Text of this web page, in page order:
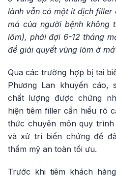
lành vẫn có một ít dịch filler
má của người bệnh không
lõm), phải đợi 6-12 tháng
để giải quyết vùng lõm ở má
Qua các trường hợp bị tai
Phương Lan khuyến cáo,
chất lượng được chứng
hiện tiêm filler cần hiểu rõ
thức chuyên môn quy
và xử trí biến chứng để
thẩm mỹ an toàn tối ưu.
Trước khi tiêm khách